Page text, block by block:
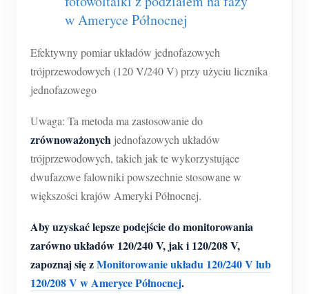
Aktualności
Forum
App Store
Eksploruj stronę
O nas
w Ameryce Północnej
Efektywny pomiar układów jednofazowych
trójprzewodowych (120 V/240 V) przy użyciu licznika
jednofazowego
Uwaga: Ta metoda ma zastosowanie do
zrównoważonych jednofazowych układów
trójprzewodowych, takich jak te wykorzystujące
dwufazowe falowniki powszechnie stosowane w
większości krajów Ameryki Północnej.
Aby uzyskać lepsze podejście do monitorowania
zarówno układów 120/240 V, jak i 120/208 V,
zapoznaj się zMonitorowanie układu 120/240 V lub
120/208 V w Ameryce Północnej.